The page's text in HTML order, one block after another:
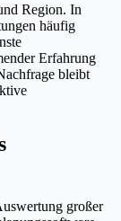
Region. In
häufig
Erfahrung
bleibt
großer